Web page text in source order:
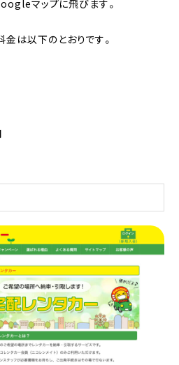
マップに飛びます。
は以下のとおりです。